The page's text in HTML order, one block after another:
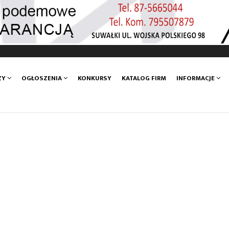
OGŁOSZENIA KONKURSY KATALOG FIRM INFORMACJE